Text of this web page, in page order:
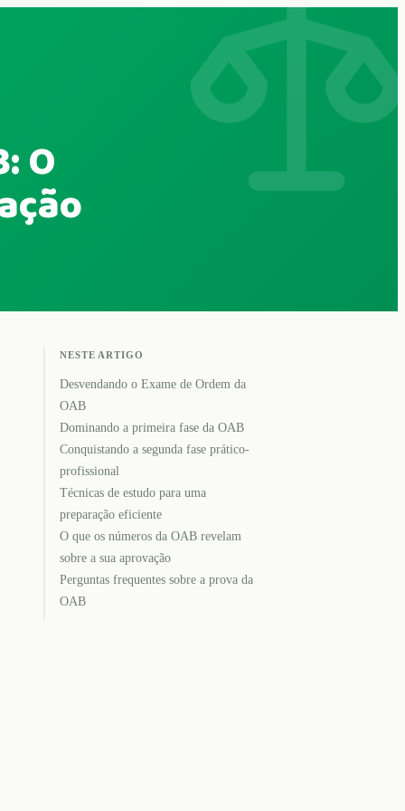
O
NESTE ARTIGO
Desvendando o Exame de Ordem da
OAB
Dominando a primeira fase da OAB
Conquistando a segunda fase prático-
profissional
Técnicas de estudo para uma
preparação eficiente
O que os números da OAB revelam
sobre a sua aprovação
Perguntas frequentes sobre a prova da
OAB